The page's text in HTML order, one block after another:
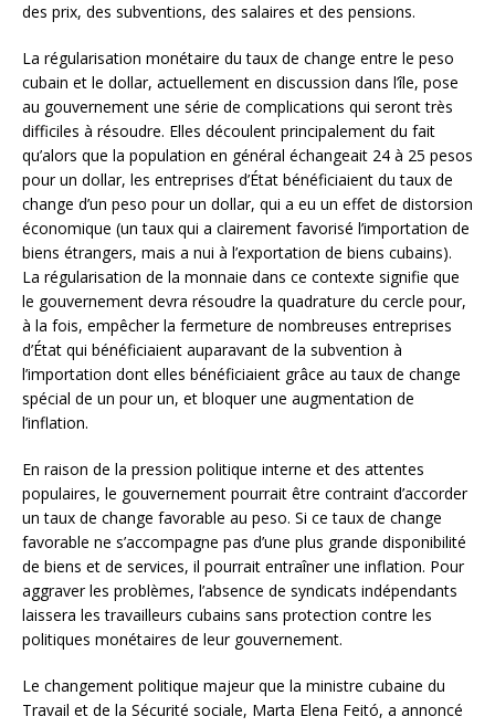
des prix, des subventions, des salaires et des pensions.
La régularisation monétaire du taux de change entre le peso
cubain et le dollar, actuellement en discussion dans l’île, pose
au gouvernement une série de complications qui seront très
difficiles à résoudre. Elles découlent principalement du fait
qu’alors que la population en général échangeait 24 à 25 pesos
pour un dollar, les entreprises d’État bénéficiaient du taux de
change d’un peso pour un dollar, qui a eu un effet de distorsion
économique (un taux qui a clairement favorisé l’importation de
biens étrangers, mais a nui à l’exportation de biens cubains).
La régularisation de la monnaie dans ce contexte signifie que
le gouvernement devra résoudre la quadrature du cercle pour,
à la fois, empêcher la fermeture de nombreuses entreprises
d’État qui bénéficiaient auparavant de la subvention à
l’importation dont elles bénéficiaient grâce au taux de change
spécial de un pour un, et bloquer une augmentation de
l’inflation.
En raison de la pression politique interne et des attentes
populaires, le gouvernement pourrait être contraint d’accorder
un taux de change favorable au peso. Si ce taux de change
favorable ne s’accompagne pas d’une plus grande disponibilité
de biens et de services, il pourrait entraîner une inflation. Pour
aggraver les problèmes, l’absence de syndicats indépendants
laissera les travailleurs cubains sans protection contre les
politiques monétaires de leur gouvernement.
Le changement politique majeur que la ministre cubaine du
Travail et de la Sécurité sociale, Marta Elena Feitó, a annoncé